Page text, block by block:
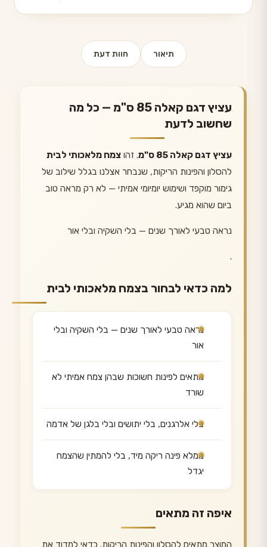
תיאור חוות דעת
עציץ דגם קאלה 85 ס"מ — כל מה
שחשוב לדעת
עציץ דגם קאלה 85 ס"מ . זהו צמח מלאכותי לבית
להסלון והפינות הריקות, שנבחר אצלנו בגלל שילוב של
גימור מוקפד ושימוש יומיומי אמיתי — לא רק מראה טוב
ביום שהוא מגיע.
נראה טבעי לאורך שנים — בלי השקיה ובלי אור
.
למה כדאי לבחור בצמח מלאכותי לבית
נראה טבעי לאורך שנים — בלי השקיה ובלי
אור
מתאים לפינות חשוכות שבהן צמח אמיתי לא
שורד
בלי אלרגנים, בלי יתושים ובלי בלגן של אדמה
ממלא פינה ריקה מיד, בלי להמתין שהצמח
יגדל
איפה זה מתאים
המוצר מתאים להסלון והפינות הריקות. כדאי למדוד את